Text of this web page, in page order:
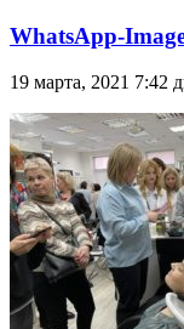
WhatsApp-
19 марта, 2021 7:42